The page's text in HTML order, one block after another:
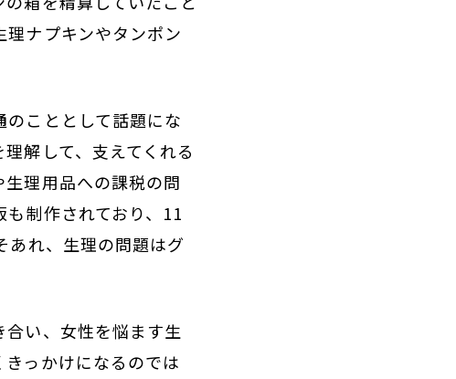
ナプキンやタンポン
こととして話題にな
解して、支えてくれる
理用品への課税の問
制作されており、11
あれ、生理の問題はグ
い、女性を悩ます生
っかけになるのでは